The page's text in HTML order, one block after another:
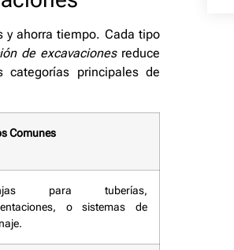
ahorra tiempo. Cada tipo
de excavacionesreduce
principales de
Comunes
para tuberías,
o sistemas de